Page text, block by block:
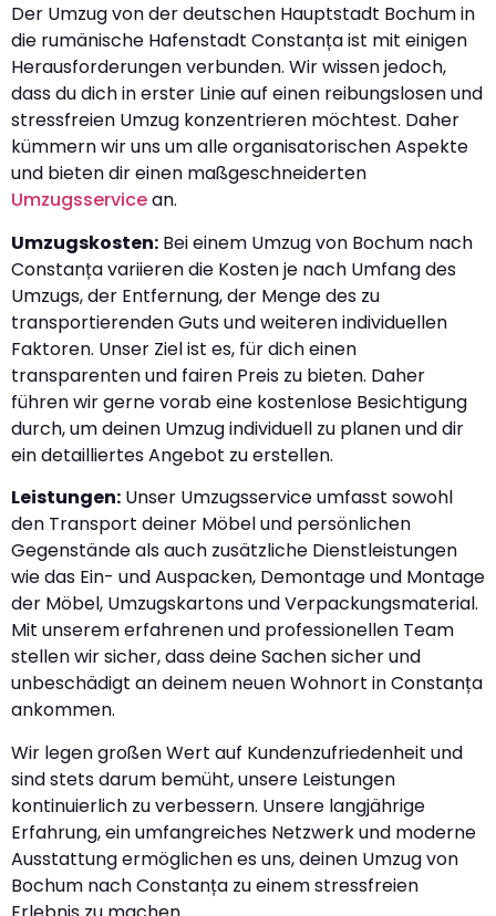
Der Umzug von der deutschen Hauptstadt Bochum in
die rumänische Hafenstadt Constanța ist mit einigen
Herausforderungen verbunden. Wir wissen jedoch,
dass du dich in erster Linie auf einen reibungslosen und
stressfreien Umzug konzentrieren möchtest. Daher
kümmern wir uns um alle organisatorischen Aspekte
und bieten dir einen maßgeschneiderten
Umzugsservicean.
Umzugskosten: Bei einem Umzug von Bochum nach
Constanța variieren die Kosten je nach Umfang des
Umzugs, der Entfernung, der Menge des zu
transportierenden Guts und weiteren individuellen
Faktoren. Unser Ziel ist es, für dich einen
transparenten und fairen Preis zu bieten. Daher
führen wir gerne vorab eine kostenlose Besichtigung
durch, um deinen Umzug individuell zu planen und dir
ein detailliertes Angebot zu erstellen.
Leistungen: Unser Umzugsservice umfasst sowohl
den Transport deiner Möbel und persönlichen
Gegenstände als auch zusätzliche Dienstleistungen
wie das Ein- und Auspacken, Demontage und Montage
der Möbel, Umzugskartons und Verpackungsmaterial.
Mit unserem erfahrenen und professionellen Team
stellen wir sicher, dass deine Sachen sicher und
unbeschädigt an deinem neuen Wohnort in Constanța
ankommen.
Wir legen großen Wert auf Kundenzufriedenheit und
sind stets darum bemüht, unsere Leistungen
kontinuierlich zu verbessern. Unsere langjährige
Erfahrung, ein umfangreiches Netzwerk und moderne
Ausstattung ermöglichen es uns, deinen Umzug von
Bochum nach Constanța zu einem stressfreien